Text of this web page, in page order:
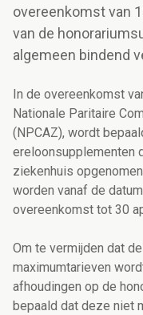
overeenkomst van
van de
algemeen bindend
In de overeenkomst
Nationale Paritaire
(NPCAZ), wordt
ereloonsupplementen
ziekenhuis
worden vanaf de
overeenkomst tot 30
Om te vermijden dat
maximumtarieven
afhoudingen op de
bepaald dat deze niet